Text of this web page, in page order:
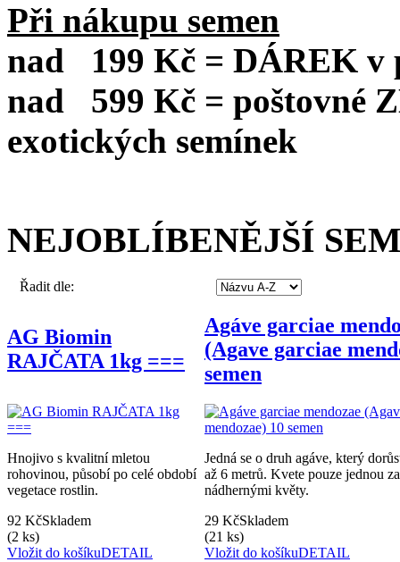
Při nákupu semen
nad 199 Kč = DÁREK v
nad 599 Kč = poštovné
exotických semínek
NEJOBLÍBENĚJŠÍ
Řadit dle:
AG Biomin
RAJČATA 1kg ===
Agáve garciae
(Agave garciae
semen
Hnojivo s kvalitní mletou
rohovinou, působí po celé období
vegetace rostlin.
Jedná se o druh agáve, který
až 6 metrů. Kvete pouze jednou
nádhernými květy.
92 KčSkladem
(2 ks)
Vložit do košíkuDETAIL
29 KčSkladem
(21 ks)
Vložit do košíkuDETAIL